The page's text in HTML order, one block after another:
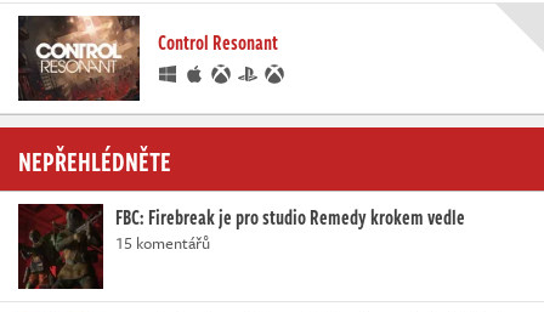
Control Resonant
NEPŘEHLÉDNĚTE
FBC: Firebreak je pro studio Remedy krokem vedle
15 komentářů